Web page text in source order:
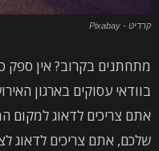
קרדיט - Pixabay
מתחתנים בקרוב? אין ספק
בוודאי עסוקים בארגון
אתם צריכים לדאוג למקום
שלכם, אתם צריכים לדאוג